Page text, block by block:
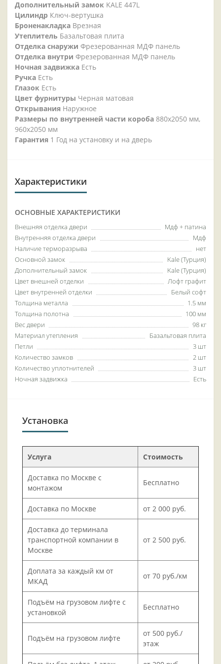
Дополнительный замок KALE 447L
Цилиндр Ключ-вертушка
Броненакладка Врезная
Утеплитель Базальтовая плита
Отделка снаружи Фрезерованная МДФ панель
Отделка внутри Фрезерованная МДФ панель
Ночная задвижка Есть
Ручка Есть
Глазок Есть
Цвет фурнитуры Черная матовая
Открывания Наружное
Размеры по внутренней части короба 880х2050 мм,
960х2050 мм
Гарантия 1 Год на установку и на дверь
Характеристики
ОСНОВНЫЕ ХАРАКТЕРИСТИКИ
Внешняя отделка двери
Мдф + патина
Внутренняя отделка двери
Мдф
Наличие терморазрыва
нет
Основной замок
Kale (Турция)
Дополнительный замок
Kale (Турция)
Цвет внешней отделки
Лофт графит
Цвет внутренней отделки
Белый софт
Толщина металла
1.5 мм
Толщина полотна
100 мм
Вес двери
98 кг
Материал утепления
Базальтовая плита
Петли
3 шт
Количество замков
2 шт
Количество уплотнителей
3 шт
Ночная задвижка
Есть
Установка
Услуга Стоимость
Доставка по Москве с
монтажом
Бесплатно
Доставка по Москве от 2 000 руб.
Доставка до терминала
транспортной компании в
Москве
от 2 500 руб.
Доплата за каждый км от
МКАД
от 70 руб./км
Подъём на грузовом лифте с
установкой
Бесплатно
Подъём на грузовом лифте
от 500 руб./
этаж